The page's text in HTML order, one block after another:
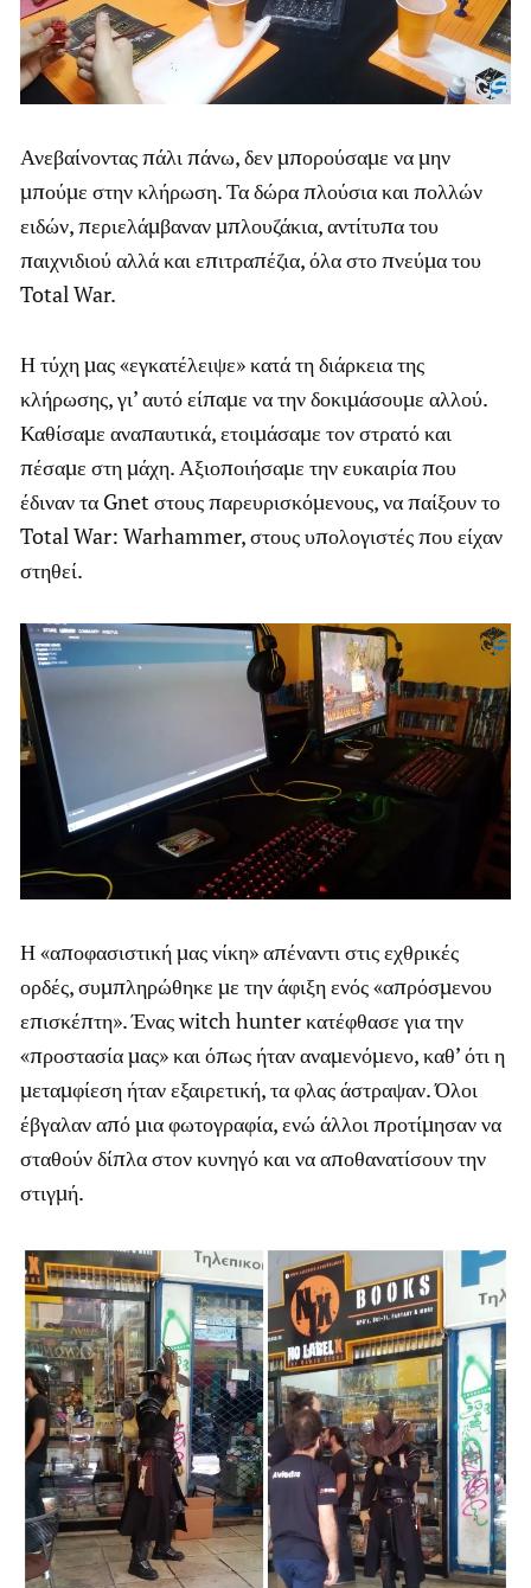
Ανεβαίνοντας πάλι πάνω, δεν μπορούσαμε να μην
μπούμε στην κλήρωση. Τα δώρα πλούσια και πολλών
ειδών, περιελάμβαναν μπλουζάκια, αντίτυπα του
παιχνιδιού αλλά και επιτραπέζια, όλα στο πνεύμα του
Total War.
Η τύχη μας «εγκατέλειψε» κατά τη διάρκεια της
κλήρωσης, γι’ αυτό είπαμε να την δοκιμάσουμε αλλού.
Καθίσαμε αναπαυτικά, ετοιμάσαμε τον στρατό και
πέσαμε στη μάχη. Αξιοποιήσαμε την ευκαιρία που
έδιναν τα Gnet στους παρευρισκόμενους, να παίξουν το
Total War: Warhammer, στους υπολογιστές που είχαν
στηθεί.
Η «αποφασιστική μας νίκη» απέναντι στις εχθρικές
ορδές, συμπληρώθηκε με την άφιξη ενός «απρόσμενου
επισκέπτη». Ένας witch hunter κατέφθασε για την
«προστασία μας» και όπως ήταν αναμενόμενο, καθ’ ότι η
μεταμφίεση ήταν εξαιρετική, τα φλας άστραψαν. Όλοι
έβγαλαν από μια φωτογραφία, ενώ άλλοι προτίμησαν να
σταθούν δίπλα στον κυνηγό και να αποθανατίσουν την
στιγμή.